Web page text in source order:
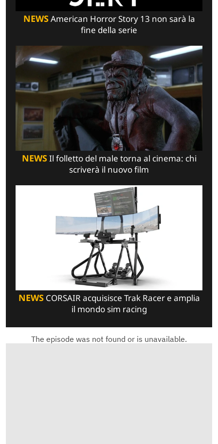
NEWSAmerican Horror Story 13 non sarà la
fine della serie
NEWSIl folletto del male torna al cinema: chi
scriverà il nuovo film
NEWSCORSAIR acquisisce Trak Racer e amplia
il mondo sim racing